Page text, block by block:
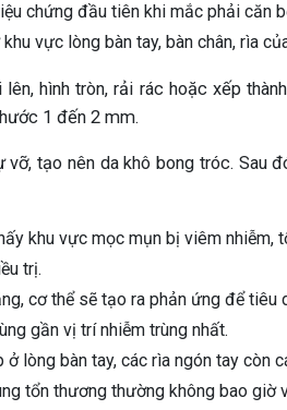
chứng đầu tiên khi mắc phải căn
vực lòng bàn tay, bàn chân, rìa
hình tròn, rải rác hoặc xếp
1 đến 2 mm.
tạo nên da khô bong tróc. Sau
khu vực mọc mụn bị viêm nhiễm,
trị.
cơ thể sẽ tạo ra phản ứng để tiêu
gần vị trí nhiễm trùng nhất.
lòng bàn tay, các rìa ngón tay còn
tổn thương thường không bao giờ